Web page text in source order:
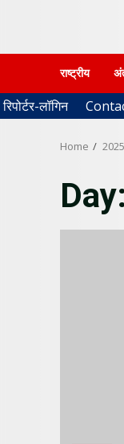
राष्ट्रीय
रिपोर्टर-लॉगिन
Home 2025